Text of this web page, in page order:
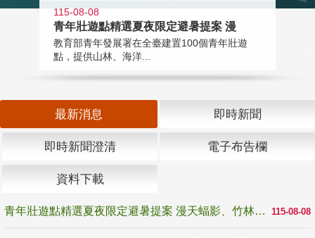
115-08-08
青年壯遊點精選夏夜限定避暑提案 漫
教育部青年發展署在全臺建置100個青年壯遊
點，提供山林、海洋...
最新消息 即時新聞
即時新聞澄清 電子布告欄
資料下載
115-08-08
青年壯遊點精選夏夜限定避暑提案 漫天蝠影、竹林尋蛙、茶香夜觀 邀青年暮色出發